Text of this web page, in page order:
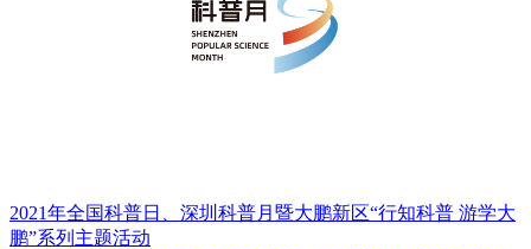
2021年全国科普日、深圳科普月暨大鹏新区“行知科普 游学大
鹏”系列主题活动